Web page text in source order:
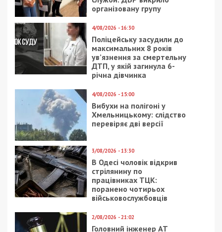
ГРОШІ
16/07/2020 - 11:46
Бывший советник
днепровского нардепа
возглавил
Национальный банк
30/05/2024 - 14:30
Голова Кропивницької
райради “забув”